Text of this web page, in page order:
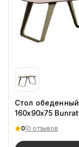
Стол
160x90x75
0 0 отзывов